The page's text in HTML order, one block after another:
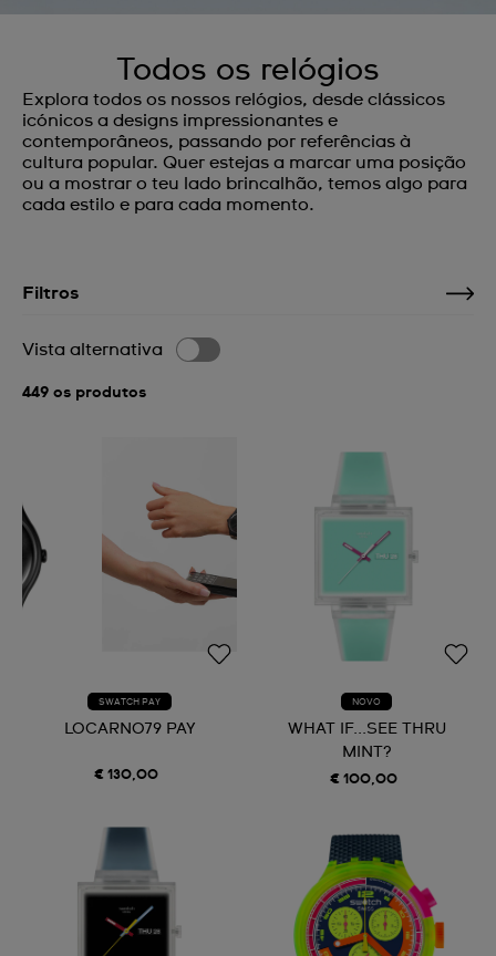
Todos os relógios
Explora todos os nossos relógios, desde clássicos
icónicos a designs impressionantes e
contemporâneos, passando por referências à
cultura popular. Quer estejas a marcar uma posição
ou a mostrar o teu lado brincalhão, temos algo para
cada estilo e para cada momento.
Filtros
Vista alternativa
449 os produtos
SWATCH PAY
LOCARNO79 PAY
€ 130,00
NOVO
WHAT IF...SEE THRU
MINT?
€ 100,00